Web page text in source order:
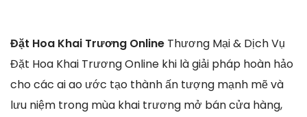
Đặt Hoa Khai Trương Online Thương Mại & Dịch Vụ
Đặt Hoa Khai Trương Online khi là giải pháp hoàn hảo
cho các ai ao ước tạo thành ấn tượng mạnh mẽ và
lưu niệm trong mùa khai trương mở bán cửa hàng,